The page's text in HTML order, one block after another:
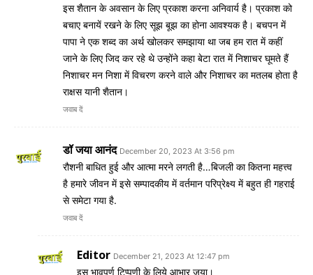
इस शैतान के अवसान के लिए प्रकाश करना अनिवार्य है। प्रकाश को
बचाए बनायें रखने के लिए सूझ बूझ का होना आवश्यक है। बचपन में
पापा ने एक शब्द का अर्थ खोलकर समझाया था जब हम रात में कहीं
जाने के लिए जिद कर रहे थे उन्होंने कहा बेटा रात में निशाचर घूमते हैं
निशाचर मन निशा में विचरण करने वाले और निशाचर का मतलब होता है
राक्षस यानी शैतान।
जवाब दें
डॉ जया आनंद December 20, 2023 At 3:56 pm
रौशनी बाधित हुई और आत्मा मरने लगती है…बिजली का कितना महत्त्व
है हमारे जीवन में इसे सम्पादकीय में वर्तमान परिप्रेक्ष्य में बहुत ही गहराई
से समेटा गया है.
जवाब दें
Editor December 21, 2023 At 12:47 pm
इस भावपूर्ण टिप्पणी के लिये आभार जया।